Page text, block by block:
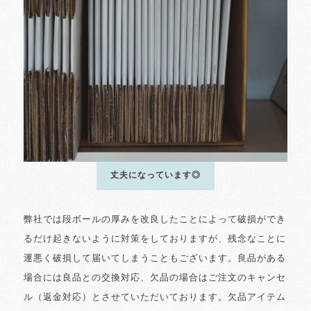
丈夫になっています◎
弊社では段ボールの厚みを改良したことによって破損ができ
るだけ起きないように対策をしておりますが、残念なことに
運悪く破損して届いてしまうこともございます。良品がある
場合には良品との交換対応、欠品の場合はご注文のキャンセ
ル（返金対応）とさせていただいております。欠品アイテム